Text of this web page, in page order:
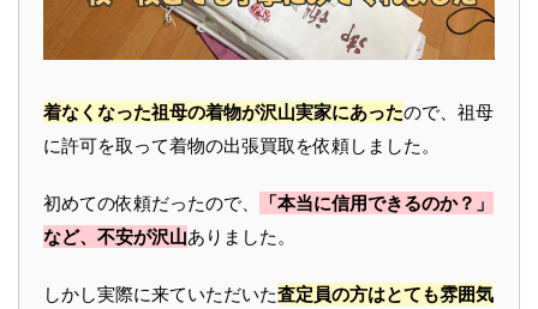
着なくなった祖母の着物が沢山実家にあったので、祖母
に許可を取って着物の出張買取を依頼しました。
初めての依頼だったので、
「本当に信用できるのか？」
など、不安が沢山ありました。
しかし実際に来ていただいた査定員の方はとても雰囲気